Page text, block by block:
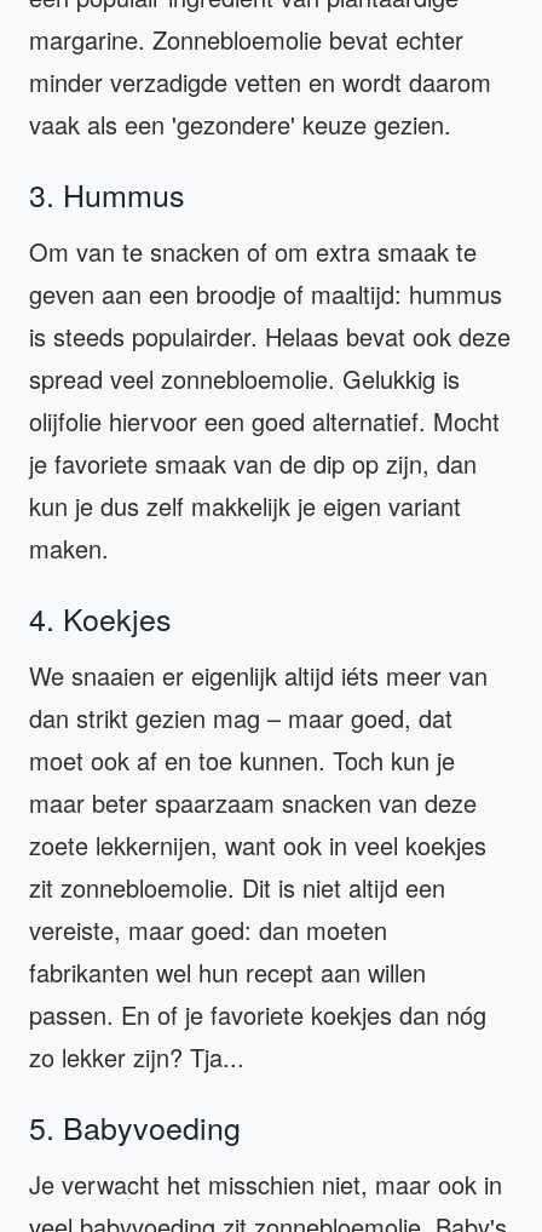
margarine. Zonnebloemolie bevat echter
minder verzadigde vetten en wordt daarom
vaak als een 'gezondere' keuze gezien.
3. Hummus
Om van te snacken of om extra smaak te
geven aan een broodje of maaltijd: hummus
is steeds populairder. Helaas bevat ook deze
spread veel zonnebloemolie. Gelukkig is
olijfolie hiervoor een goed alternatief. Mocht
je favoriete smaak van de dip op zijn, dan
kun je dus zelf makkelijk je eigen variant
maken.
4. Koekjes
We snaaien er eigenlijk altijd iéts meer van
dan strikt gezien mag – maar goed, dat
moet ook af en toe kunnen. Toch kun je
maar beter spaarzaam snacken van deze
zoete lekkernijen, want ook in veel koekjes
zit zonnebloemolie. Dit is niet altijd een
vereiste, maar goed: dan moeten
fabrikanten wel hun recept aan willen
passen. En of je favoriete koekjes dan nóg
zo lekker zijn? Tja...
5. Babyvoeding
Je verwacht het misschien niet, maar ook in